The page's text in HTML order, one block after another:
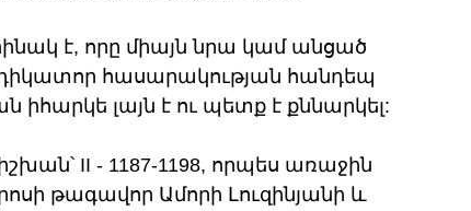
է, որը միայն նրա կամ անցած
հասարակության հանդեպ
իհարկե լայն է ու պետք է քննարկել:
II - 1187-1198, որպես առաջին
թագավոր Ամորի Լուզինյանի և